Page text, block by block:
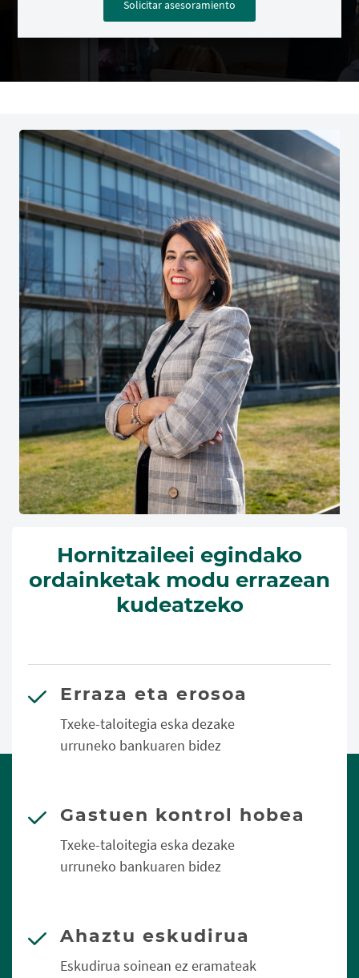
Solicitar asesoramiento
Hornitzaileei egindako
ordainketak modu errazean
kudeatzeko
Erraza eta erosoa
Txeke-taloitegia eska dezake
urruneko bankuaren bidez
Gastuen kontrol hobea
Txeke-taloitegia eska dezake
urruneko bankuaren bidez
Ahaztu eskudirua
Eskudirua soinean ez eramateak